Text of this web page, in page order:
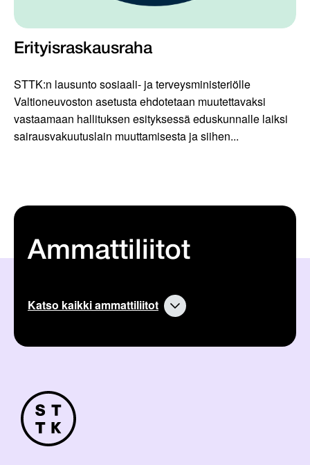
Erityisraskausraha
STTK:n lausunto sosiaali- ja terveysministeriölle
Valtioneuvoston asetusta ehdotetaan muutettavaksi
vastaamaan hallituksen esityksessä eduskunnalle laiksi
sairausvakuutuslain muuttamisesta ja siihen...
Ammattiliitot
Katso kaikki ammattiliitot